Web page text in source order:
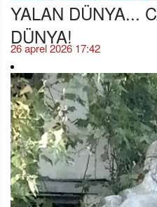
YALAN DÜNYA...
DÜNYA!
26 aprel 2026 17:42